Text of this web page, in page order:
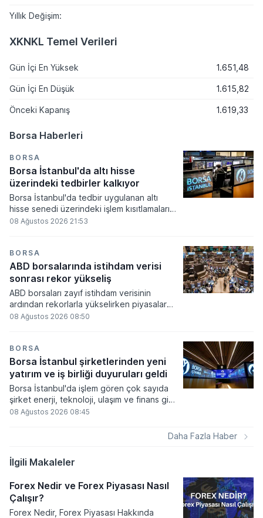
Yıllık Değişim:
XKNKL Temel Verileri
Gün İçi En Yüksek 1.651,48
Gün İçi En Düşük 1.615,82
Önceki Kapanış 1.619,33
Borsa Haberleri
BORSA
Borsa İstanbul'da altı hisse
üzerindeki tedbirler kalkıyor
Borsa İstanbul'da tedbir uygulanan altı
hisse senedi üzerindeki işlem kısıtlamaları
yeni haftada kademeli olarak kalkıyor.
yasaklarının süresi dolarken, yatırımcılar
ilgili paylarda normal işlem süreçlerine geri
dönecek.
08 Ağustos 2026 21:53
BORSA
ABD borsalarında istihdam verisi
sonrası rekor yükseliş
ABD borsaları zayıf istihdam verisinin
ardından rekorlarla yükselirken piyasalar
Fed'in faiz artırım olasılığının düşmesini
haftalık bazda son yılların en yüksek
getirileri elde edildi.
08 Ağustos 2026 08:50
BORSA
Borsa İstanbul şirketlerinden yeni
yatırım ve iş birliği duyuruları geldi
Borsa İstanbul'da işlem gören çok sayıda
şirket enerji, teknoloji, ulaşım ve finans gibi
farklı sektörlerde gerçekleştirdikleri yeni iş
veriler arasında yüksek tutarlı ihale
kazanımları, stratejik distribütörlük
tesis yatırımları öne çıktı.
08 Ağustos 2026 08:45
Daha Fazla Haber
İlgili Makaleler
Forex Nedir ve Forex Piyasası Nasıl
Çalışır?
Forex Nedir, Forex Piyasası Hakkında